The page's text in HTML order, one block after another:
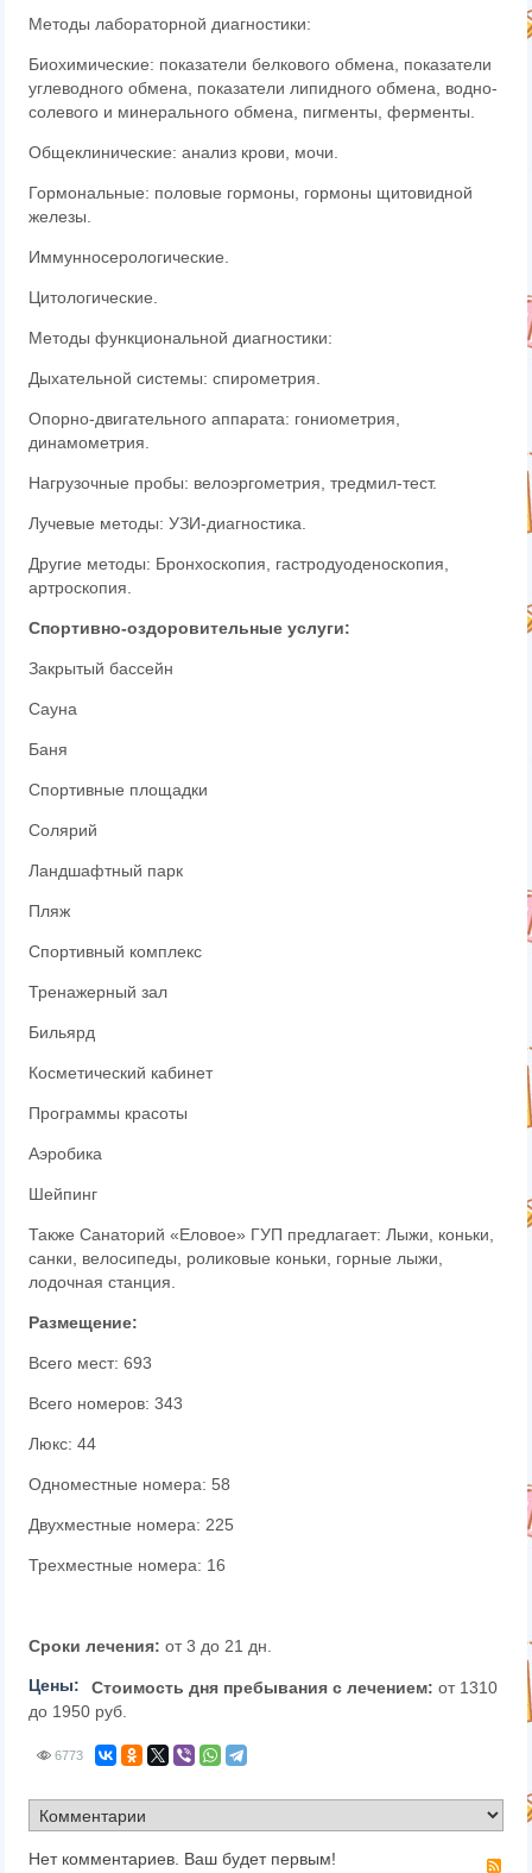
Методы лабораторной диагностики:
Биохимические: показатели белкового обмена, показатели
углеводного обмена, показатели липидного обмена, водно-
солевого и минерального обмена, пигменты, ферменты.
Общеклинические: анализ крови, мочи.
Гормональные: половые гормоны, гормоны щитовидной
железы.
Иммунносерологические.
Цитологические.
Методы функциональной диагностики:
Дыхательной системы: спирометрия.
Опорно-двигательного аппарата: гониометрия,
динамометрия.
Нагрузочные пробы: велоэргометрия, тредмил-тест.
Лучевые методы: УЗИ-диагностика.
Другие методы: Бронхоскопия, гастродуоденоскопия,
артроскопия.
Спортивно-оздоровительные услуги:
Закрытый бассейн
Сауна
Баня
Спортивные площадки
Солярий
Ландшафтный парк
Пляж
Спортивный комплекс
Тренажерный зал
Бильярд
Косметический кабинет
Программы красоты
Аэробика
Шейпинг
Также Санаторий «Еловое» ГУП предлагает: Лыжи, коньки,
санки, велосипеды, роликовые коньки, горные лыжи,
лодочная станция.
Размещение:
Всего мест: 693
Всего номеров: 343
Люкс: 44
Одноместные номера: 58
Двухместные номера: 225
Трехместные номера: 16
Сроки лечения: от 3 до 21 дн.
Цены: Стоимость дня пребывания с лечением: от 1310
до 1950 руб.
6773
Нет комментариев. Ваш будет первым!